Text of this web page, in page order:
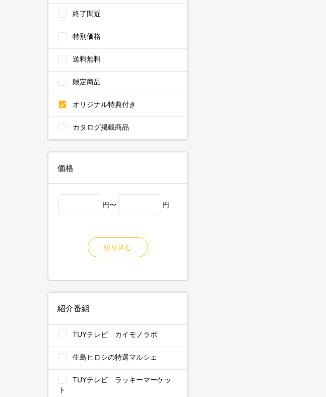
終了間近
特別価格
送料無料
限定商品
オリジナル特典付き
カタログ掲載商品
価格
円〜 円
絞り込む
紹介番組
TUYテレビ カイモノラボ
生島ヒロシの特選マルシェ
TUYテレビ ラッキーマーケッ
ト